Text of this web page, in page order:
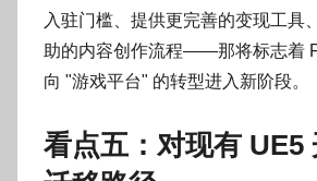
入驻门槛、提供更完善的变现工具
助的内容创作流程——那将标志着
向 "游戏平台" 的转型进入新阶段。
看点五：对现有 UE5